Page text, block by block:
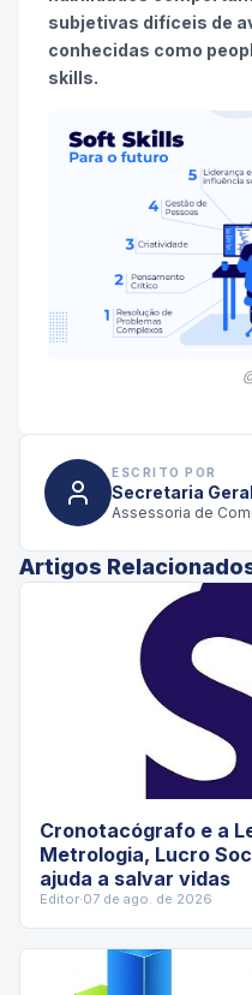
subjetivas difíceis de
conhecidas como
skills.
ESCRITO POR
Secretaria Geral
Assessoria de
Artigos
Cronotacógrafo e a
Metrologia, Lucro
ajuda a salvar vidas
Editor·07 de ago. de 2026